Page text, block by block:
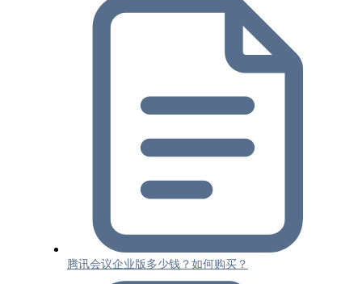
腾讯会议企业版多少钱？如何购买？